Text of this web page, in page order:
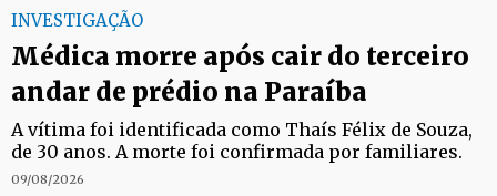
INVESTIGAÇÃO
Médica morre após cair do terceiro
andar de prédio na Paraíba
A vítima foi identificada como Thaís Félix de Souza,
de 30 anos. A morte foi confirmada por familiares.
09/08/2026